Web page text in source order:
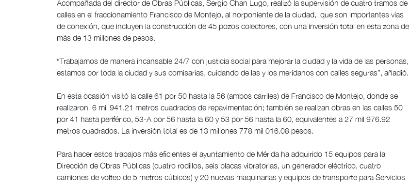
Acompañada del director de Obras Públicas, Sergio Chan Lugo, realizó la supervisión de cuatro tramos de
calles en el fraccionamiento Francisco de Montejo, al norponiente de la ciudad, que son importantes vías
de conexión, que incluyen la construcción de 45 pozos colectores, con una inversión total en esta zona de
más de 13 millones de pesos.
“Trabajamos de manera incansable 24/7 con justicia social para mejorar la ciudad y la vida de las personas,
estamos por toda la ciudad y sus comisarías, cuidando de las y los meridanos con calles seguras”, añadió.
En esta ocasión visitó la calle 61 por 50 hasta la 56 (ambos carriles) de Francisco de Montejo, donde se
realizaron 6 mil 941.21 metros cuadrados de repavimentación; también se realizan obras en las calles 50
por 41 hasta periférico, 53-A por 56 hasta la 60 y 53 por 56 hasta la 60, equivalentes a 27 mil 976.92
metros cuadrados. La inversión total es de 13 millones 778 mil 016.08 pesos.
Para hacer estos trabajos más eficientes el ayuntamiento de Mérida ha adquirido 15 equipos para la
Dirección de Obras Públicas (cuatro rodillos, seis placas vibratorias, un generador eléctrico, cuatro
camiones de volteo de 5 metros cúbicos) y 20 nuevas maquinarias y equipos de transporte para Servicios